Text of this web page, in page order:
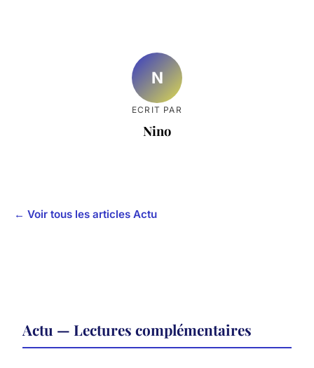
N
ECRIT PAR
Nino
← Voir tous les articles Actu
Actu — Lectures complémentaires